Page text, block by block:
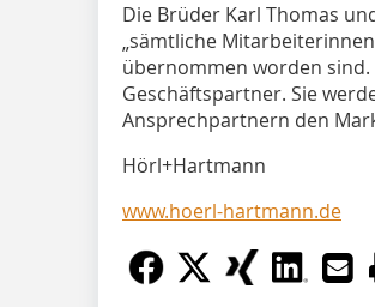
Die Brüder Karl Thomas
„sämtliche
übernommen worden
Geschäftspartner. Sie
Ansprechpartnern den
Hörl+Hartmann
www.hoerl-hartmann.de